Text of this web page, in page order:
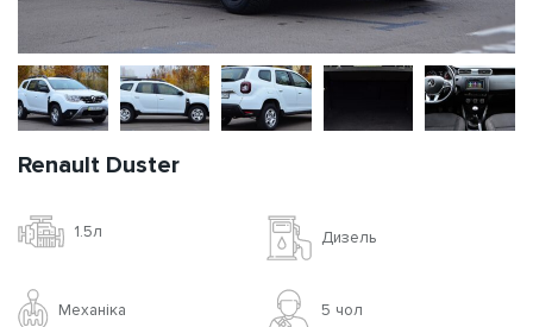
Renault Duster
1.5л Дизель
Механіка 5 чoл